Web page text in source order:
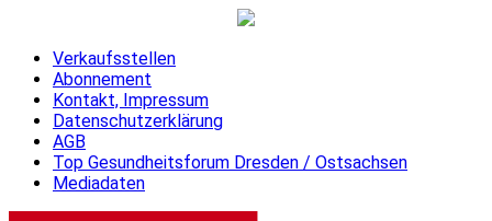
Verkaufsstellen
Abonnement
Kontakt, Impressum
Datenschutzerklärung
AGB
Top Gesundheitsforum Dresden / Ostsachsen
Mediadaten